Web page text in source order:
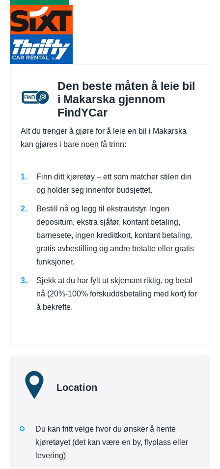
Den beste måten å leie bil
i Makarska gjennom
FindYCar
Alt du trenger å gjøre for å leie en bil i Makarska
kan gjøres i bare noen få trinn:
Finn ditt kjøretøy – ett som matcher stilen din
og holder seg innenfor budsjettet.
Bestill nå og legg til ekstrautstyr. Ingen
depositum, ekstra sjåfør, kontant betaling,
barnesete, ingen kredittkort, kontant betaling,
gratis avbestilling og andre betalte eller gratis
funksjoner.
Sjekk at du har fylt ut skjemaet riktig, og betal
nå (20%-100% forskuddsbetaling med kort) for
å bekrefte.
Location
Du kan fritt velge hvor du ønsker å hente
kjøretøyet (det kan være en by, flyplass eller
levering)